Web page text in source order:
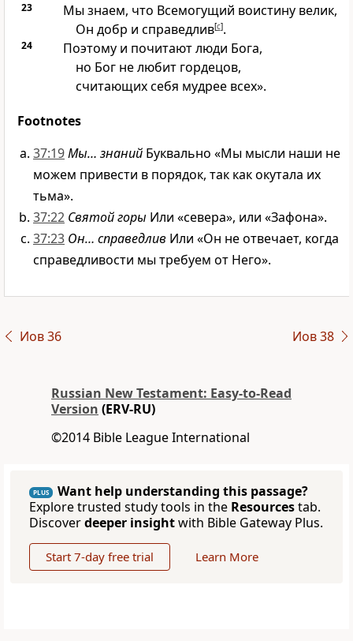
23
Мы знаем, что Всемогущий воистину велик,
Он добр и справедлив[c].
24
Поэтому и почитают люди Бога,
но Бог не любит гордецов,
считающих себя мудрее всех».
Footnotes
37:19Мы… знаний Буквально «Мы мысли наши не
можем привести в порядок, так как окутала их
тьма».
37:22 Святой горы Или «севера», или «Зафона».
37:23 Он… справедлив Или «Он не отвечает, когда
справедливости мы требуем от Него».
Иов 36 Иов 38
Russian New Testament: Easy-to-Read
Version (ERV-RU)
©2014 Bible League International
PLUS
Want help understanding this passage?
Explore trusted study tools in the Resourcestab.
Discoverdeeper insightwith Bible Gateway Plus.
Start 7-day free trial Learn More